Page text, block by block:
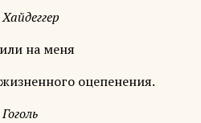
на меня
оцепенения.